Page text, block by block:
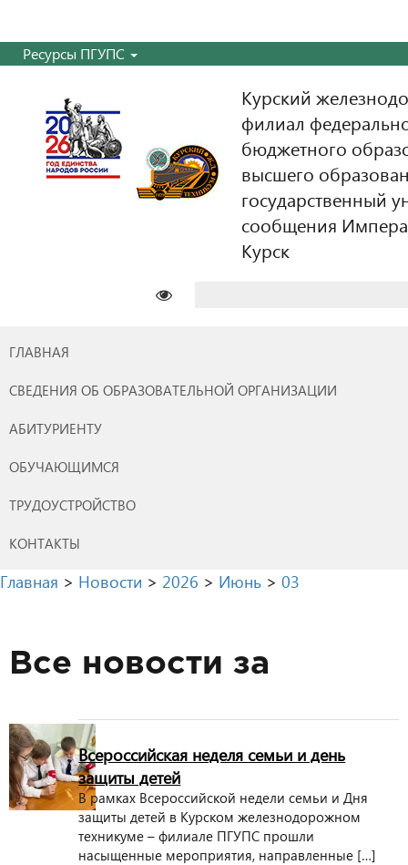
Ресурсы ПГУПС
Курский
филиал
бюджетного
высшего
государственный
сообщения
Курск
ГЛАВНАЯ
СВЕДЕНИЯ ОБ ОБРАЗОВАТЕЛЬНОЙ ОРГАНИЗАЦИИ
АБИТУРИЕНТУ
ОБУЧАЮЩИМСЯ
ТРУДОУСТРОЙСТВО
КОНТАКТЫ
Главная > Новости > 2026 > Июнь > 03
Все новости за
Всероссийская неделя семьи и день
защиты детей
В рамках Всероссийской недели семьи и Дня
защиты детей в Курском железнодорожном
техникуме – филиале ПГУПС прошли
насыщенные мероприятия, направленные […]